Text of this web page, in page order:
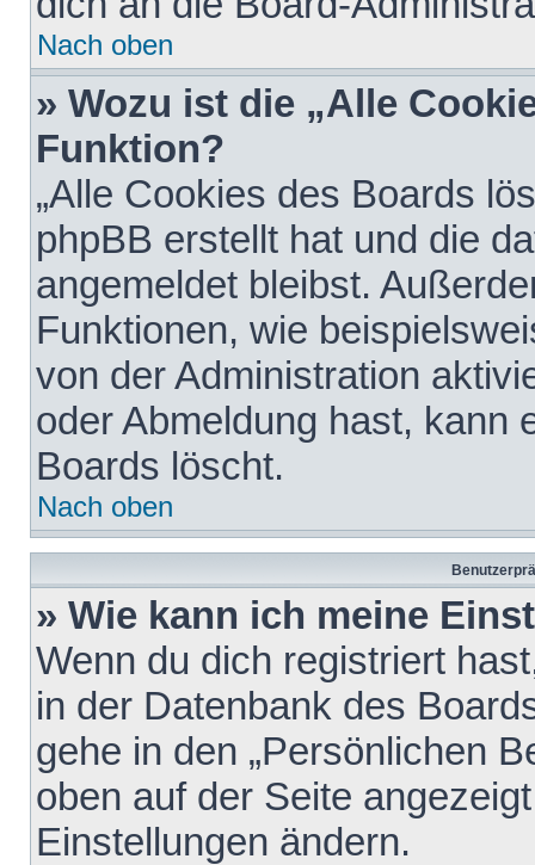
Nach oben
» Wozu ist die „Alle
Funktion?
„Alle Cookies des Boards
phpBB erstellt hat und die
angemeldet bleibst.
Funktionen, wie
von der Administration
oder Abmeldung hast, kann
Boards löscht.
Nach oben
» Wie kann ich meine
Wenn du dich registriert
in der Datenbank des
gehe in den „Persönlichen
oben auf der Seite
Einstellungen ändern.